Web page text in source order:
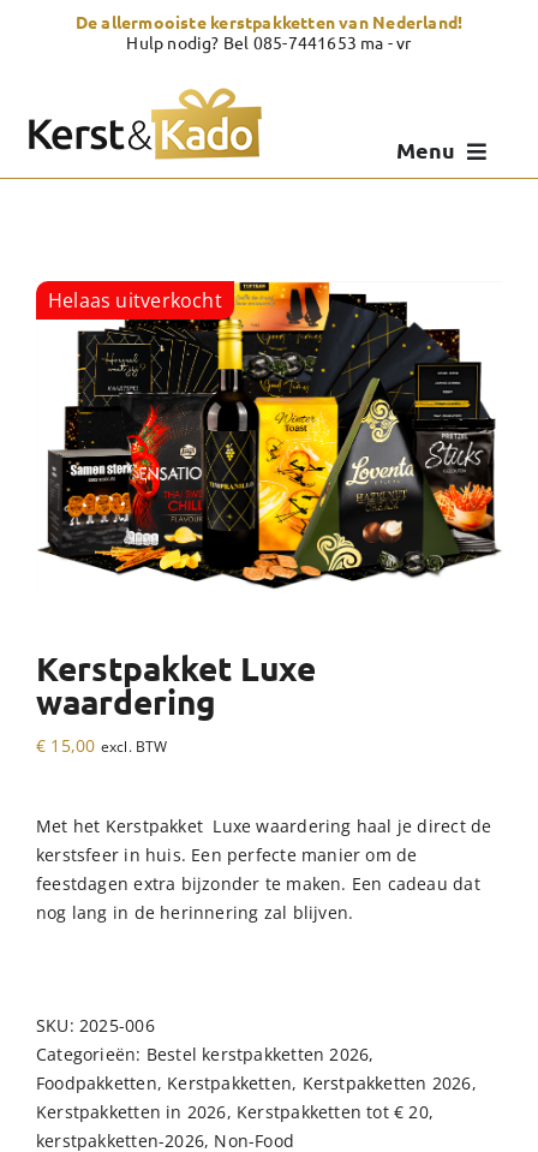
De allermooiste kerstpakketten van Nederland!
Hulp nodig? Bel 085-7441653 ma - vr
Menu
Zelf samenstellen
Showroom
Over Kerst & Kado
Helaas uitverkocht
Kerstpakket Luxe
waardering
€ 15,00 excl. BTW
Met het Kerstpakket Luxe waardering haal je direct de
kerstsfeer in huis. Een perfecte manier om de
feestdagen extra bijzonder te maken. Een cadeau dat
nog lang in de herinnering zal blijven.
SKU: 2025-006
Categorieën: Bestel kerstpakketten 2026,
Foodpakketten, Kerstpakketten, Kerstpakketten 2026,
Kerstpakketten in 2026, Kerstpakketten tot € 20,
kerstpakketten-2026, Non-Food